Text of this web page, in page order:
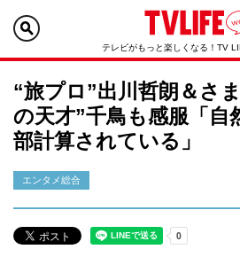
テレビがもっと楽しくなる！TV
“旅プロ”出川哲朗＆さ
の天才”千鳥も感服「自
部計算されている」
エンタメ総合